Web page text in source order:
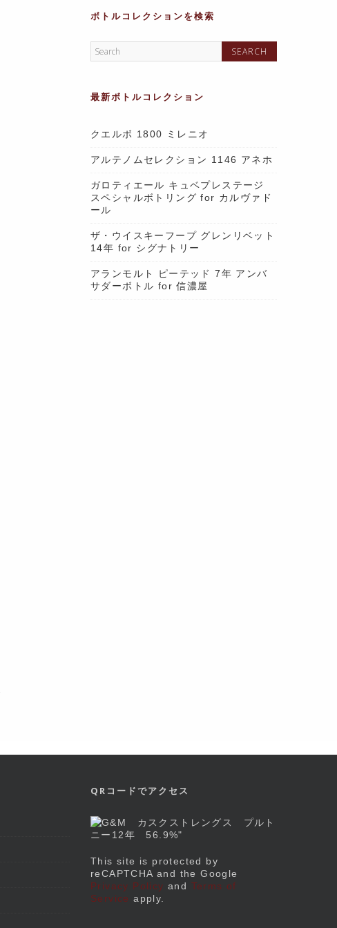
ボトルコレクションを検索
最新ボトルコレクション
クエルボ 1800 ミレニオ
アルテノムセレクション 1146 アネホ
ガロティエール キュベプレステージ
スペシャルボトリング for カルヴァド
ール
ザ・ウイスキーフープ グレンリベット
14年 for シグナトリー
アランモルト ピーテッド 7年 アンバ
サダーボトル for 信濃屋
QRコードでアクセス
This site is protected by
reCAPTCHA and the Google
Privacy Policy and Terms of
Service apply.